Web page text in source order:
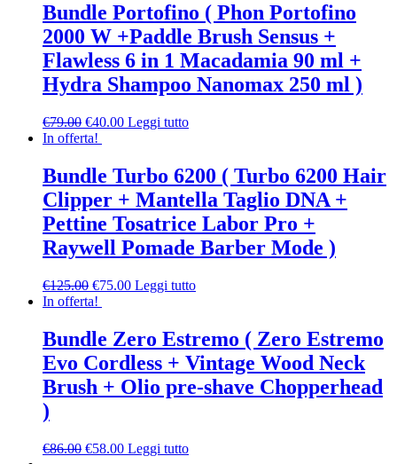
Bundle Portofino ( Phon Portofino
2000 W +Paddle Brush Sensus +
Flawless 6 in 1 Macadamia 90 ml +
Hydra Shampoo Nanomax 250 ml )
€79.00 €40.00 Leggi tutto
In offerta!
Bundle Turbo 6200 ( Turbo 6200 Hair
Clipper + Mantella Taglio DNA +
Pettine Tosatrice Labor Pro +
Raywell Pomade Barber Mode )
€125.00 €75.00 Leggi tutto
In offerta!
Bundle Zero Estremo ( Zero Estremo
Evo Cordless + Vintage Wood Neck
Brush + Olio pre-shave Chopperhead
)
€86.00 €58.00 Leggi tutto